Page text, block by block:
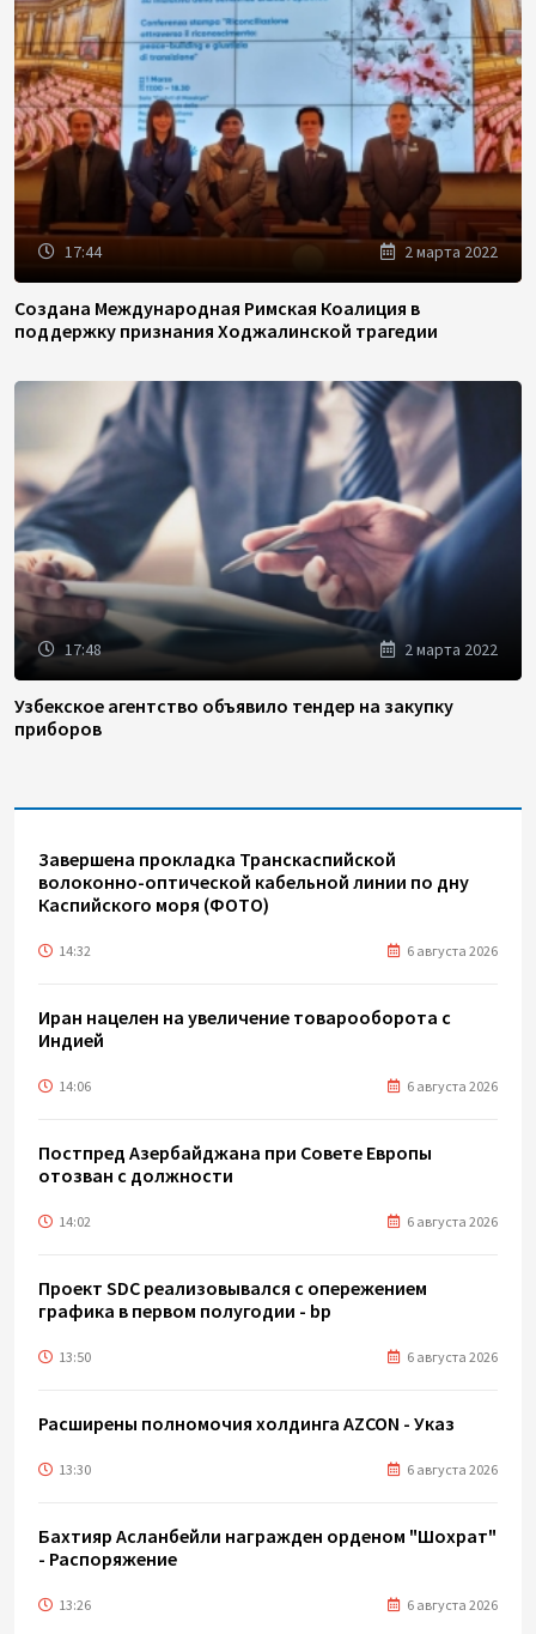
17:44 2 марта 2022
Создана Международная Римская Коалиция в
поддержку признания Ходжалинской трагедии
17:48 2 марта 2022
Узбекское агентство объявило тендер на закупку
приборов
Завершена прокладка Транскаспийской
волоконно-оптической кабельной линии по дну
Каспийского моря (ФОТО)
14:32 6 августа 2026
Иран нацелен на увеличение товарооборота с
Индией
14:06 6 августа 2026
Постпред Азербайджана при Совете Европы
отозван с должности
14:02 6 августа 2026
Проект SDC реализовывался с опережением
графика в первом полугодии - bp
13:50 6 августа 2026
Расширены полномочия холдинга AZCON - Указ
13:30 6 августа 2026
Бахтияр Асланбейли награжден орденом "Шохрат"
- Распоряжение
13:26 6 августа 2026